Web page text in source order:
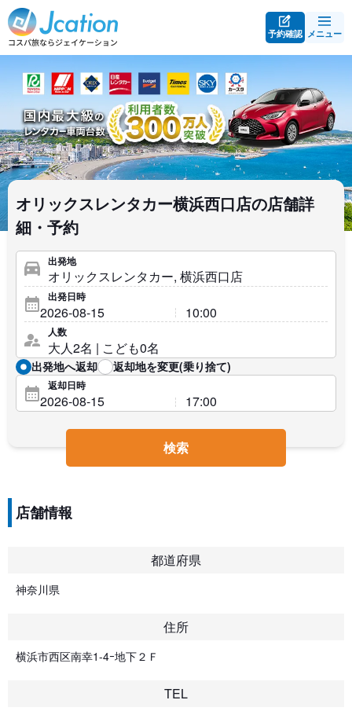
予約確認 メニュー
オリックスレンタカー横浜西口店の店舗詳
細・予約
出発地
出発日時
人数
出発地へ返却 返却地を変更(乗り捨て)
返却日時
検索
店舗情報
都道府県
神奈川県
住所
横浜市西区南幸1-4ｰ地下２Ｆ
TEL